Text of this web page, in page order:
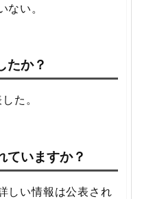
ない。
たか？
た。
ていますか？
しい情報は公表され